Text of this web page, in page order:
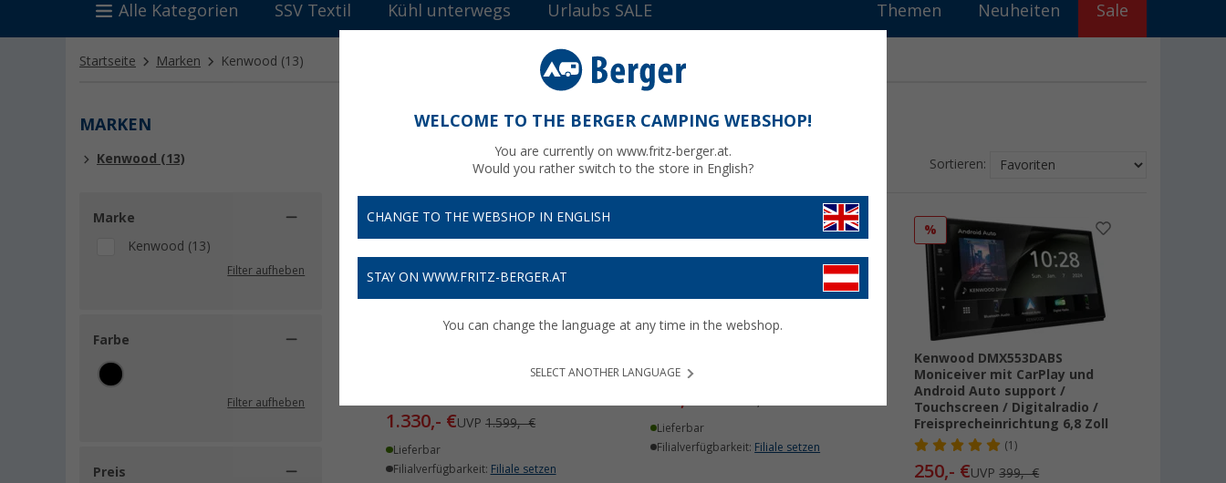
Alle Kategorien SSV Textil Kühl unterwegs Urlaubs SALE Themen Neuheiten Sale
Startseite Marken Kenwood (13)
MARKEN
Kenwood (13)
Marke
Kenwood (13)
Filter aufheben
Farbe
Filter aufheben
Preis
KENWOOD
Sortieren:
1.330,- €UVP1.599,- €
Lieferbar
Filialverfügbarkeit: Filiale setzen
DashCam
Lieferbar
Filialverfügbarkeit: Filiale setzen
%
Kenwood DMX553DABS
Moniceiver mit CarPlay und
Android Auto support /
Touchscreen / Digitalradio /
Freisprecheinrichtung 6,8 Zoll
(1)
250,- €UVP399,- €
WELCOME TO THE BERGER CAMPING WEBSHOP!
You are currently on www.fritz-berger.at.
Would you rather switch to the store in English?
CHANGE TO THE WEBSHOP IN ENGLISH
STAY ON WWW.FRITZ-BERGER.AT
You can change the language at any time in the webshop.
SELECT ANOTHER LANGUAGE